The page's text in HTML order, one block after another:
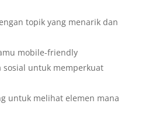
topik yang menarik dan
mobile-friendly
sosial untuk memperkuat
untuk melihat elemen mana